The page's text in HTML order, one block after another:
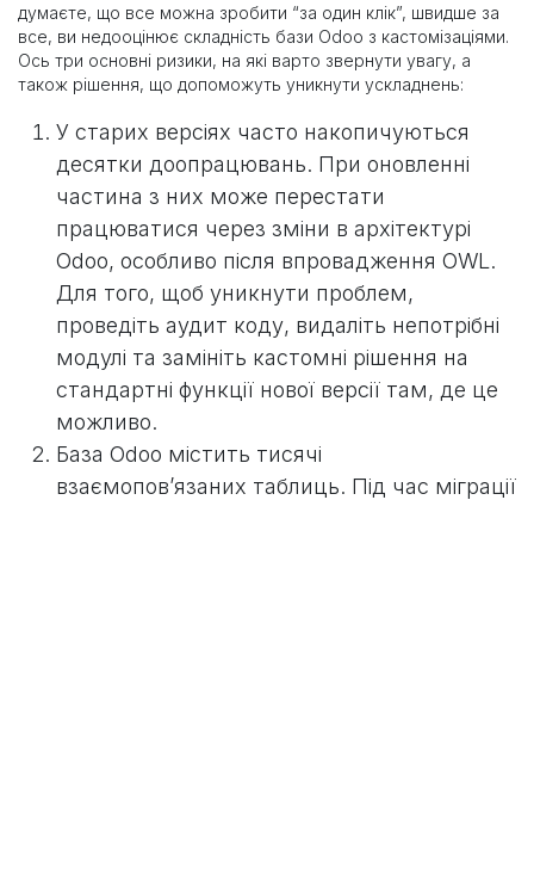
думаєте, що все можна зробити “за один клік”, швидше за
все, ви недооцінює складність бази Odoo з кастомізаціями.
Ось три основні ризики, на які варто звернути увагу, а
також рішення, що допоможуть уникнути ускладнень:
У старих версіях часто накопичуються
десятки доопрацювань. При оновленні
частина з них може перестати
працюватися через зміни в архітектурі
Odoo, особливо після впровадження OWL.
Для того, щоб уникнути проблем,
проведіть аудит коду, видаліть непотрібні
модулі та замініть кастомні рішення на
стандартні функції нової версії там, де це
можливо.
База Odoo містить тисячі
взаємопов’язаних таблиць. Під час міграції